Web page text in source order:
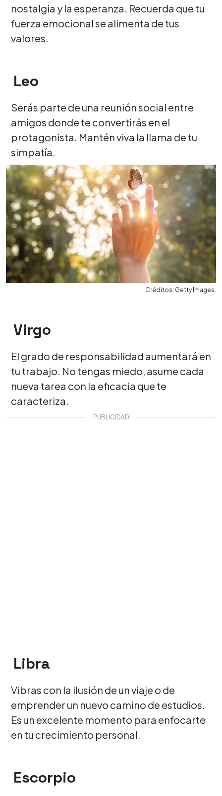
nostalgia y la esperanza. Recuerda que tu
fuerza emocional se alimenta de tus
valores.
Leo
Serás parte de una reunión social entre
amigos donde te convertirás en el
protagonista. Mantén viva la llama de tu
simpatía.
Créditos: Getty Images.
Virgo
El grado de responsabilidad aumentará en
tu trabajo. No tengas miedo, asume cada
nueva tarea con la eficacia que te
caracteriza.
Libra
Vibras con la ilusión de un viaje o de
emprender un nuevo camino de estudios.
Es un excelente momento para enfocarte
en tu crecimiento personal.
Escorpio